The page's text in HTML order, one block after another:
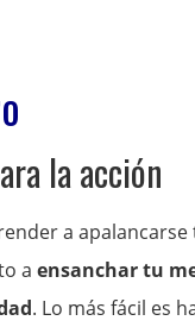
la acción
a
aensanchar tu
. Lo más fácil es